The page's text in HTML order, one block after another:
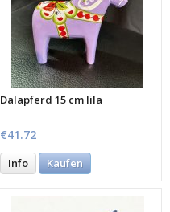
Dalapferd 15 cm lila
€41.72
Info Kaufen